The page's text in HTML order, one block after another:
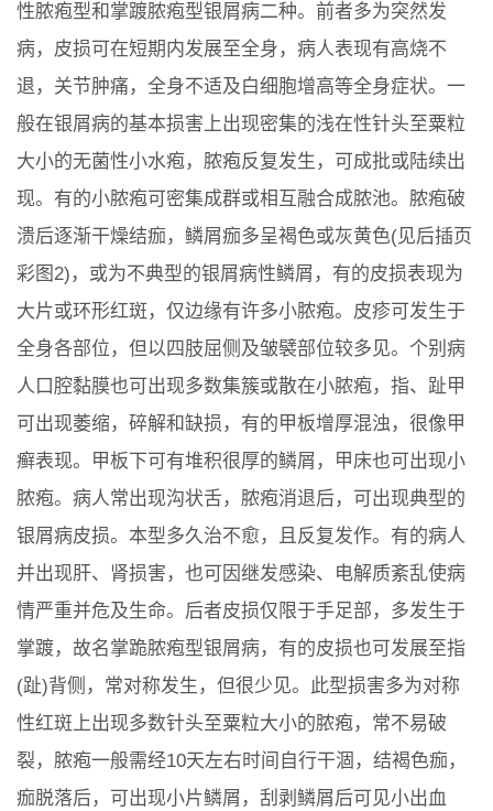
性脓疱型和掌踱脓疱型银屑病二种。前者多为突然发
病，皮损可在短期内发展至全身，病人表现有高烧不
退，关节肿痛，全身不适及白细胞增高等全身症状。一
般在银屑病的基本损害上出现密集的浅在性针头至粟粒
大小的无菌性小水疱，脓疱反复发生，可成批或陆续出
现。有的小脓疱可密集成群或相互融合成脓池。脓疱破
溃后逐渐干燥结痂，鳞屑痂多呈褐色或灰黄色(见后插页
彩图2)，或为不典型的银屑病性鳞屑，有的皮损表现为
大片或环形红斑，仅边缘有许多小脓疱。皮疹可发生于
全身各部位，但以四肢屈侧及皱襞部位较多见。个别病
人口腔黏膜也可出现多数集簇或散在小脓疱，指、趾甲
可出现萎缩，碎解和缺损，有的甲板增厚混浊，很像甲
癣表现。甲板下可有堆积很厚的鳞屑，甲床也可出现小
脓疱。病人常出现沟状舌，脓疱消退后，可出现典型的
银屑病皮损。本型多久治不愈，且反复发作。有的病人
并出现肝、肾损害，也可因继发感染、电解质紊乱使病
情严重并危及生命。后者皮损仅限于手足部，多发生于
掌踱，故名掌跪脓疱型银屑病，有的皮损也可发展至指
(趾)背侧，常对称发生，但很少见。此型损害多为对称
性红斑上出现多数针头至粟粒大小的脓疱，常不易破
裂，脓疱一般需经10天左右时间自行干涸，结褐色痂，
痂脱落后，可出现小片鳞屑，刮剥鳞屑后可见小出血